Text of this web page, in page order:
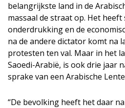
belangrijkste land in de
massaal de straat op. Het
onderdrukking en de
na de andere dictator komt na
protesten ten val. Maar in het
Saoedi-Arabië, is ook drie jaar
sprake van een Arabische
“De bevolking heeft het daar